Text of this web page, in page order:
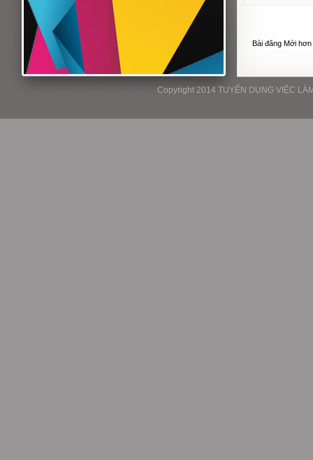
Bài đăng Mới hơn
Copyright 2014 TUYỂN DỤNG VIỆC